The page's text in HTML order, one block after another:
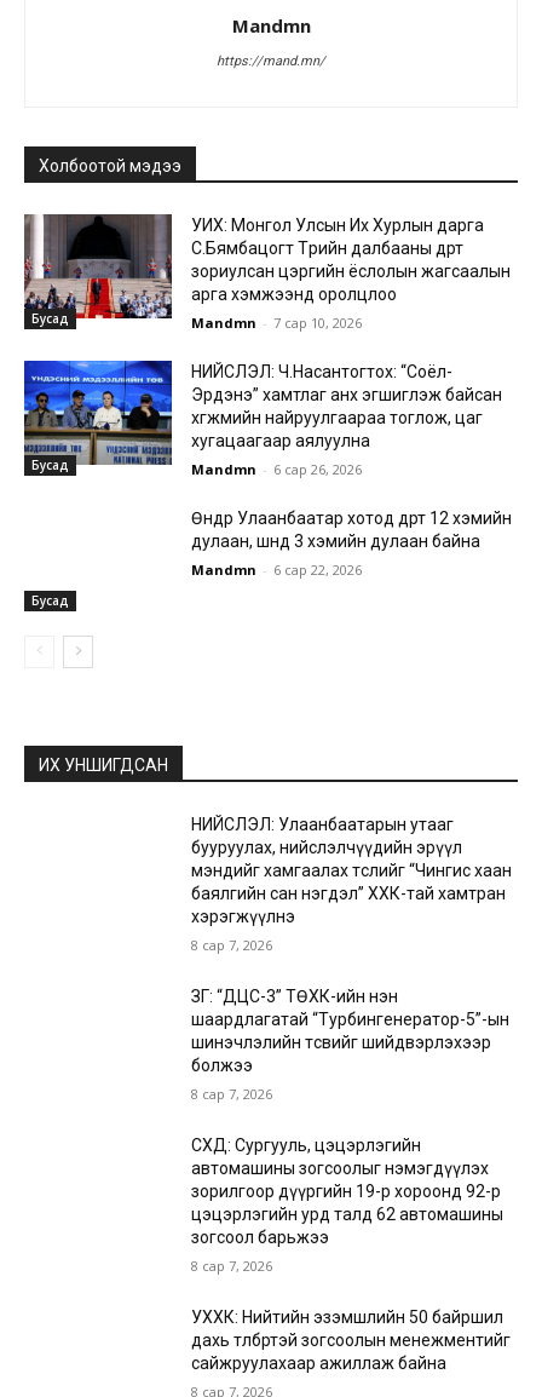
Mandmn
https://mand.mn/
Холбоотой мэдээ
Бусад
УИХ: Монгол Улсын Их Хурлын дарга
С.Бямбацогт Төрийн далбааны өдөрт
зориулсан цэргийн ёслолын жагсаалын
арга хэмжээнд оролцлоо
Mandmn - 7 сар 10, 2026
Бусад
НИЙСЛЭЛ: Ч.Насантогтох: “Соёл-
Эрдэнэ” хамтлаг анх эгшиглэж байсан
хөгжмийн найруулгаараа тоглож, цаг
хугацаагаар аялуулна
Mandmn - 6 сар 26, 2026
Бусад
Өнөөдөр Улаанбаатар хотод өдөртөө 12 хэмийн
дулаан, шөнөдөө 3 хэмийн дулаан байна
Mandmn - 6 сар 22, 2026
ИХ УНШИГДСАН
НИЙСЛЭЛ: Улаанбаатарын утааг
бууруулах, нийслэлчүүдийн эрүүл
мэндийг хамгаалах төслийг “Чингис хаан
баялгийн сан нэгдэл” ХХК-тай хамтран
хэрэгжүүлнэ
8 сар 7, 2026
ЗГ: “ДЦС-3” ТӨХК-ийн нэн
шаардлагатай “Турбингенератор-5”-ын
шинэчлэлийн төсвийг шийдвэрлэхээр
болжээ
8 сар 7, 2026
СХД: Сургууль, цэцэрлэгийн
автомашины зогсоолыг нэмэгдүүлэх
зорилгоор дүүргийн 19-р хороонд 92-р
цэцэрлэгийн урд талд 62 автомашины
зогсоол барьжээ
8 сар 7, 2026
УХХК: Нийтийн эзэмшлийн 50 байршил
дахь төлбөртэй зогсоолын менежментийг
сайжруулахаар ажиллаж байна
8 сар 7, 2026